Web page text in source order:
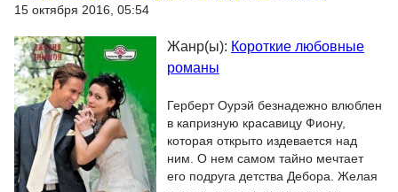
15 октября 2016, 05:54
Жанр(ы): Короткие любовные
романы
Герберт Оурэй безнадежно влюблен
в капризную красавицу Фиону,
которая открыто издевается над
ним. О нем самом тайно мечтает
его подруга детства Дебора. Желая